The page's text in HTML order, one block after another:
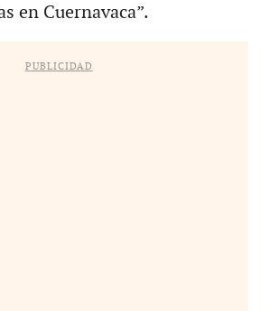
en Cuernavaca”.
PUBLICIDAD